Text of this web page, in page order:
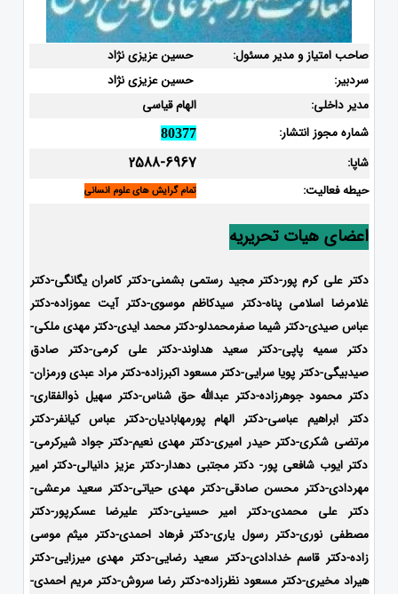
صاحب امتیاز و مدیر مسئول:
حسین عزیزی نژاد
سردبیر:
حسین عزیزی نژاد
مدیر داخلی:
الهام قیاسی
شماره مجوز انتشار:
80377
شاپا: 2588-6967
حیطه فعالیت: تمام گرایش های علوم انسانی
اعضای هیات تحریریه
دکتر علی کرم پور-دکتر مجید رستمی بشمنی-دکتر کامران یگانگی-دکتر
غلامرضا اسلامی پناه-دکتر سیدکاظم موسوی-دکتر آیت عموزاده-دکتر
عباس صیدی-دکتر شیما صفرمحمدلو-دکتر محمد ایدی-دکتر مهدی ملکی-
دکتر سمیه پاپی-دکتر سعید هداوند-دکتر علی کرمی-دکتر صادق
صیدبیگی-دکتر پویا سرایی-دکتر مسعود اکبرزاده-دکتر مراد عبدی ورمزان-
دکتر محمود جوهرزاده-دکتر عبدالله حق شناس-دکتر سهیل ذوالفقاری-
دکتر ابراهیم عباسی-دکتر الهام پورمهابادیان-دکتر عباس کیانفر-دکتر
مرتضی شکری-دکتر حیدر امیری-دکتر مهدی نعیم-دکتر جواد شیرکرمی-
دکتر ایوب شافعی پور- دکتر مجتبی دهدار-دکتر عزیز دانیالی-دکتر امیر
مهردادی-دکتر محسن صادقی-دکتر مهدی حیاتی-دکتر سعید مرعشی-
دکتر علی محمدی-دکتر امیر حسینی-دکتر علیرضا عسکرپور-دکتر
مصطفی نوری-دکتر رسول یاری-دکتر فرهاد احمدی-دکتر میثم موسی
زاده-دکتر قاسم خدادادی-دکتر سعید رضایی-دکتر مهدی میرزایی-دکتر
هیراد مخیری-دکتر مسعود نظرزاده-دکتر رضا سروش-دکتر مریم احمدی-